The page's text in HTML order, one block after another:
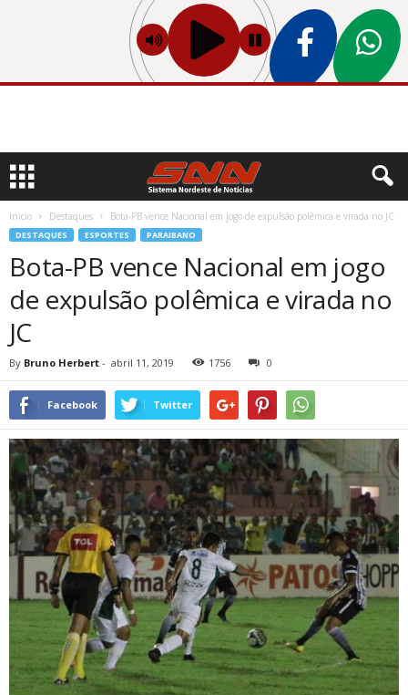
Inicio Destaques Bota-PB vence Nacional em jogo de expulsão polêmica e virada no JC
DESTAQUES ESPORTES PARAIBANO
Bota-PB vence Nacional em jogo
de expulsão polêmica e virada no
JC
By Bruno Herbert - abril 11, 2019 1756 0
Facebook Twitter